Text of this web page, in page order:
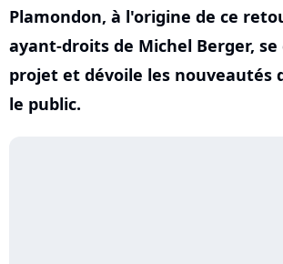
Plamondon, à l'origine de ce
ayant-droits de Michel Berger, se
projet et dévoile les nouveautés
le public.